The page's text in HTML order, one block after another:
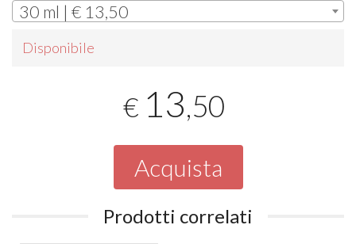
30 ml | € 13,50
Disponibile
€ 13,50
Acquista
Prodotti correlati